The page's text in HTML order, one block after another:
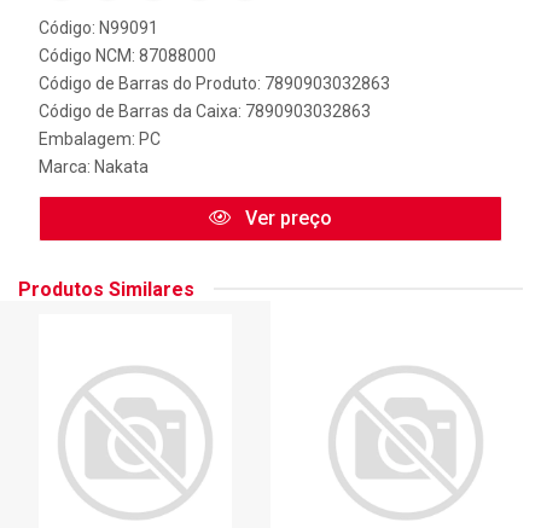
Código: N99091
Código NCM: 87088000
Código de Barras do Produto: 7890903032863
Código de Barras da Caixa: 7890903032863
Embalagem: PC
Marca: Nakata
Ver preço
Produtos Similares